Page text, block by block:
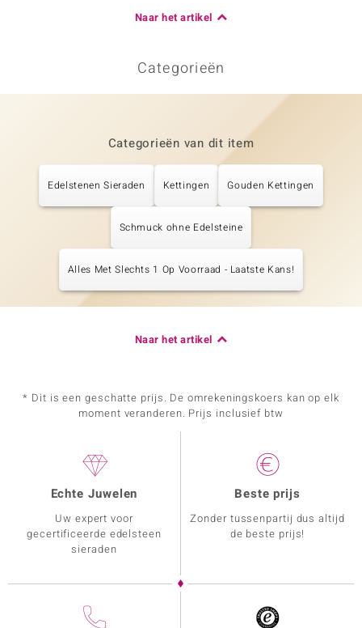
Naar het artikel
Categorieën
Categorieën van dit item
Edelstenen Sieraden Kettingen Gouden Kettingen
Schmuck ohne Edelsteine
Alles Met Slechts 1 Op Voorraad - Laatste Kans!
Naar het artikel
* Dit is een geschatte prijs. De omrekeningskoers kan op elk
moment veranderen. Prijs inclusief btw
Echte Juwelen
Uw expert voor
gecertificeerde edelsteen
sieraden
Beste prijs
Zonder tussenpartij dus altijd
de beste prijs!